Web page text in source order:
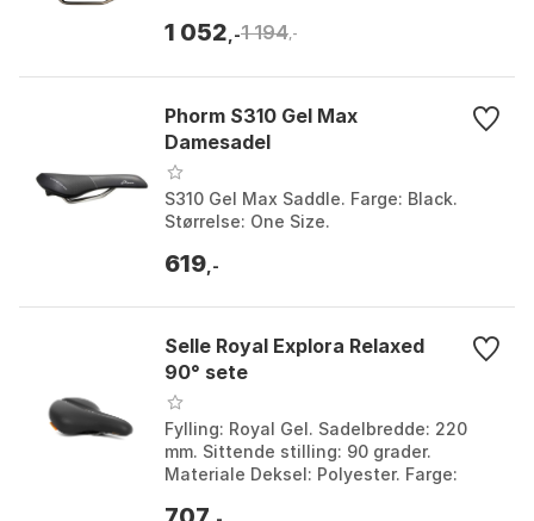
160mm.
1 052 ,-1 194 ,-
Phorm S310 Gel Max
Damesadel
S310 Gel Max Saddle. Farge: Black.
Størrelse: One Size.
619 ,-
Selle Royal Explora Relaxed
90° sete
Fylling: Royal Gel. Sadelbredde: 220
mm. Sittende stilling: 90 grader.
Materiale Deksel: Polyester. Farge: